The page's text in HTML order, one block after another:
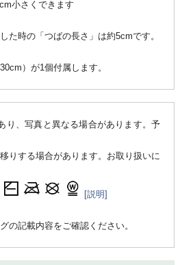
さくできます
た時の「つばの長さ」は約5cmです。
）が1個付属します。
り、写真と異なる場合があります。予
りする場合があります。お取り扱いに
[説明]
の記載内容をご確認ください。